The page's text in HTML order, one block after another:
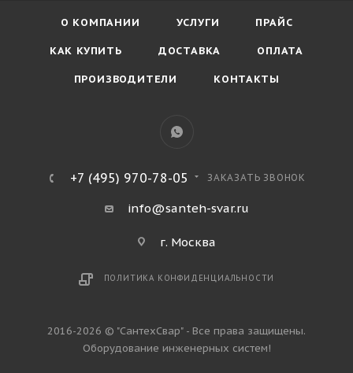
О КОМПАНИИ УСЛУГИ ПРАЙС
КАК КУПИТЬ ДОСТАВКА ОПЛАТА
ПРОИЗВОДИТЕЛИ КОНТАКТЫ
+7 (495) 970-78-05 ЗАКАЗАТЬ ЗВОНОК
info@santeh-svar.ru
г. Москва
ПОЛИТИКА КОНФИДЕНЦИАЛЬНОСТИ
2016-2026 © "СантехСвар" - Все права защищены.
Оборудование инженерных систем!